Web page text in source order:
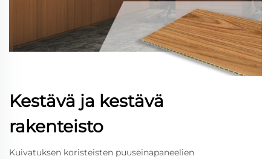
Kestävä ja kestävä
rakenteisto
Kuivatuksen koristeisten puuseinapaneelien